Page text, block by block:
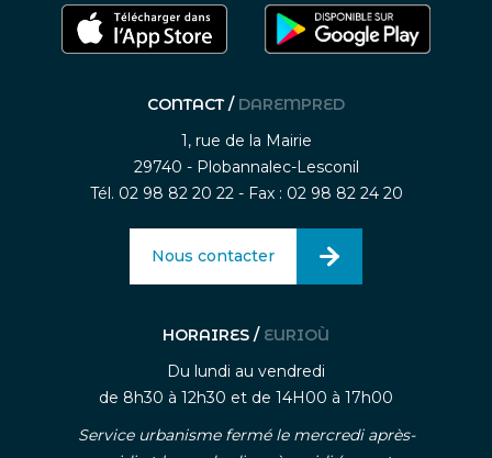
CONTACT / DAREMPRED
1, rue de la Mairie
29740 - Plobannalec-Lesconil
Tél. 02 98 82 20 22 - Fax : 02 98 82 24 20
Nous contacter
HORAIRES / EURIOÙ
Du lundi au vendredi
de 8h30 à 12h30 et de 14H00 à 17h00
Service urbanisme fermé le mercredi après-